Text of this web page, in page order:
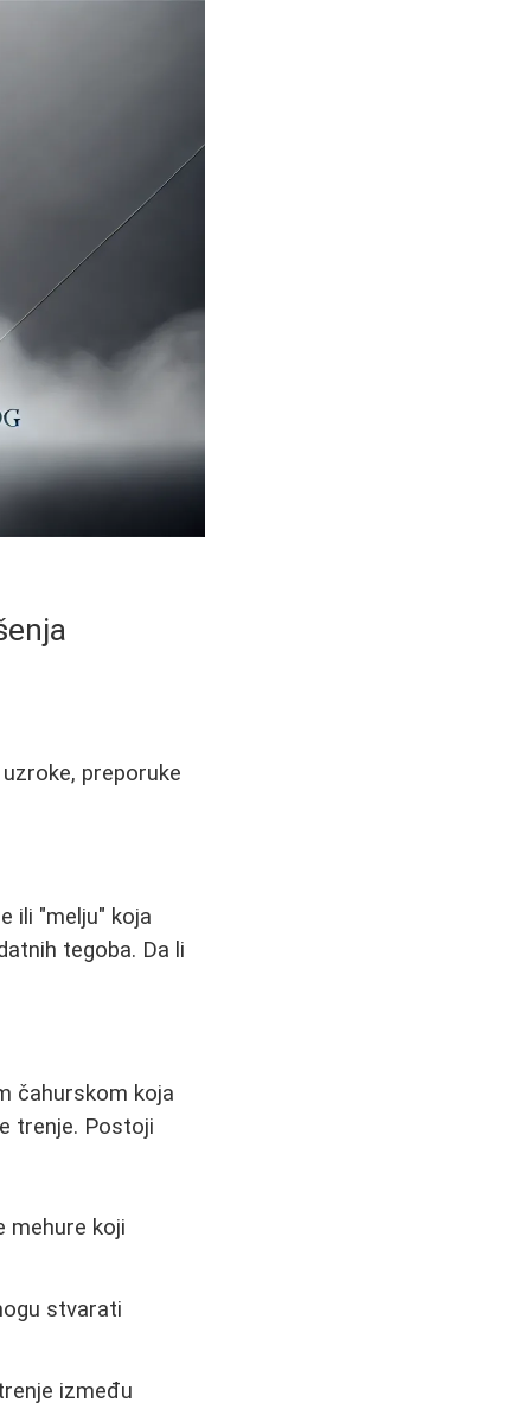
preporuke
ili "melju" koja
tegoba. Da li
čahurskom koja
trenje. Postoji
mehure koji
stvarati
između